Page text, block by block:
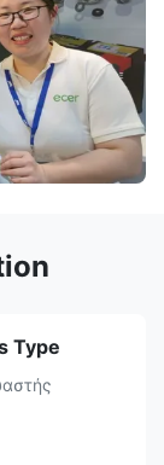
Type